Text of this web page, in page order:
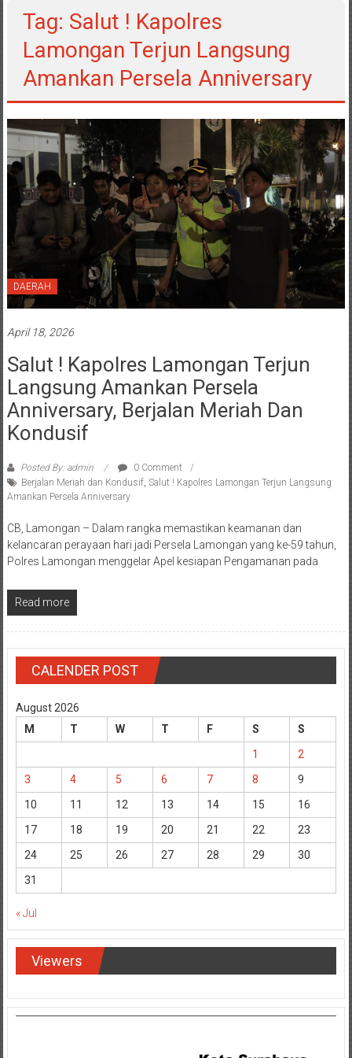
Tag: Salut ! Kapolres
Lamongan Terjun Langsung
Amankan Persela Anniversary
DAERAH
April 18, 2026
Salut ! Kapolres Lamongan Terjun
Langsung Amankan Persela
Anniversary, Berjalan Meriah Dan
Kondusif
Posted By: admin
0 Comment
Berjalan Meriah dan Kondusif, Salut ! Kapolres Lamongan Terjun Langsung
Amankan Persela Anniversary
CB, Lamongan – Dalam rangka memastikan keamanan dan
kelancaran perayaan hari jadi Persela Lamongan yang ke-59 tahun,
Polres Lamongan menggelar Apel kesiapan Pengamanan pada
Read more
CALENDER POST
August 2026
M
T W T F S
S
1
2
3
4 5 6 7 8
9
10
11 12 13 14 15
16
17
18 19 20 21 22
23
24
25 26 27 28 29
30
31
« Jul
Viewers